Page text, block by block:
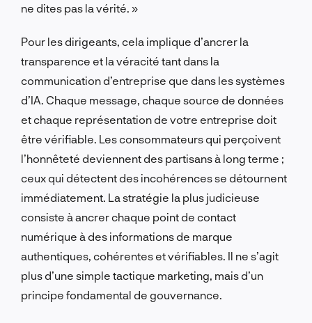
ne dites pas la vérité. »
Pour les dirigeants, cela implique d’ancrer la
transparence et la véracité tant dans la
communication d’entreprise que dans les systèmes
d’IA. Chaque message, chaque source de données
et chaque représentation de votre entreprise doit
être vérifiable. Les consommateurs qui perçoivent
l’honnêteté deviennent des partisans à long terme ;
ceux qui détectent des incohérences se détournent
immédiatement. La stratégie la plus judicieuse
consiste à ancrer chaque point de contact
numérique à des informations de marque
authentiques, cohérentes et vérifiables. Il ne s’agit
plus d’une simple tactique marketing, mais d’un
principe fondamental de gouvernance.